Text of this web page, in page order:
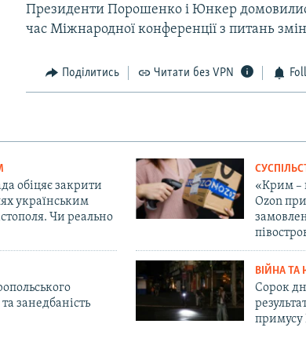
Президенти Порошенко і Юнкер
час Міжнародної конференції з питань
Поділитись Читати без VPN
обіцяє закрити
українським
Чи реально
«Крим –
Ozon
занедбаність
ВІЙНА ТА
Сорок
примусу